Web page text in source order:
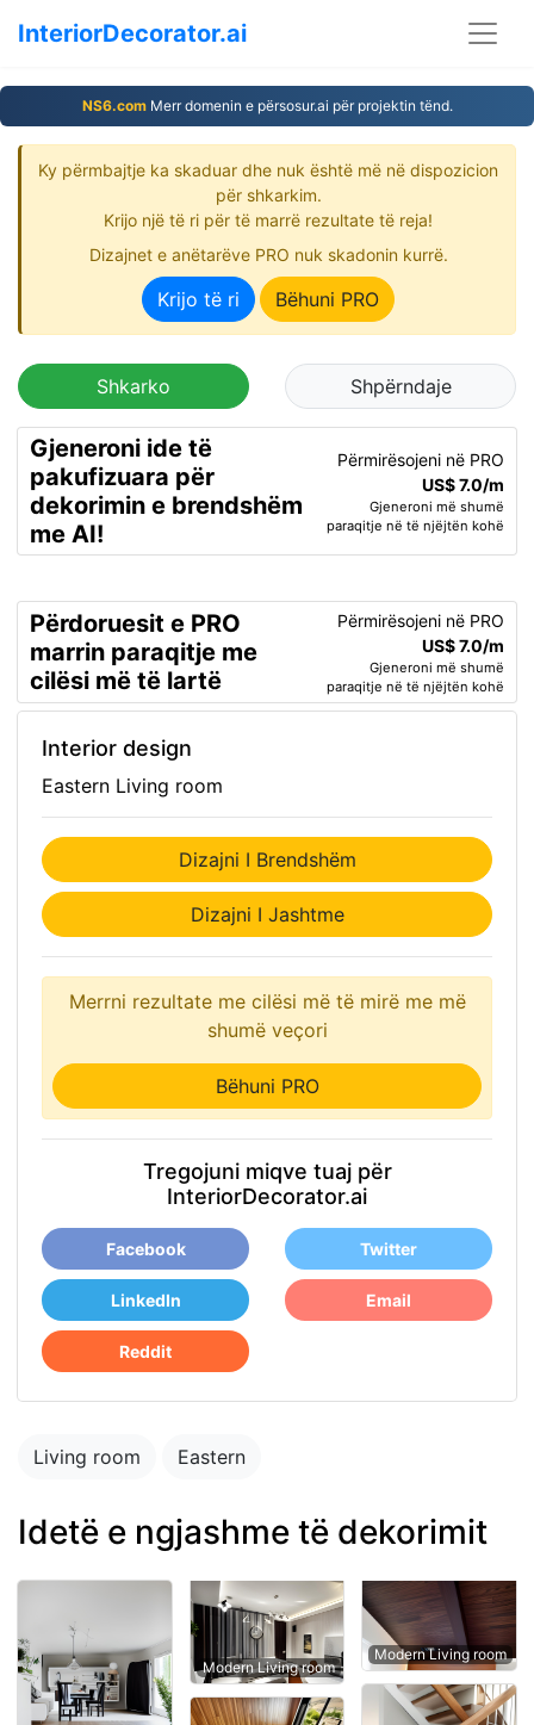
InteriorDecorator.ai
NS6.comMerr domenin e përsosur.ai për projektin tënd.
Ky përmbajtje ka skaduar dhe nuk është më në dispozicion
për shkarkim.
Krijo një të ri për të marrë rezultate të reja!
Dizajnet e anëtarëve PRO nuk skadonin kurrë.
Krijo të ri Bëhuni PRO
Shkarko Shpërndaje
Gjeneroni ide të
pakufizuara për
dekorimin e brendshëm
me AI!
Përmirësojeni në PRO
US$ 7.0/m
Gjeneroni më shumë
paraqitje në të njëjtën kohë
Përdoruesit e PRO
marrin paraqitje me
cilësi më të lartë
Përmirësojeni në PRO
US$ 7.0/m
Gjeneroni më shumë
paraqitje në të njëjtën kohë
Interior design
Eastern Living room
Dizajni I Brendshëm
Dizajni I Jashtme
Merrni rezultate me cilësi më të mirë me më
shumë veçori
Bëhuni PRO
Tregojuni miqve tuaj për
InteriorDecorator.ai
Facebook Twitter
LinkedIn Email
Reddit
Living room Eastern
Idetë e ngjashme të dekorimit
Modern Living room
Modern Living room